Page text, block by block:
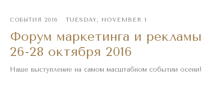
СОБЫТИЯ 2016 TUESDAY, NOVEMBER 1
Форум маркетинга и рекламы
26-28 октября 2016
Наше выступление на самом масштабном событии осени!